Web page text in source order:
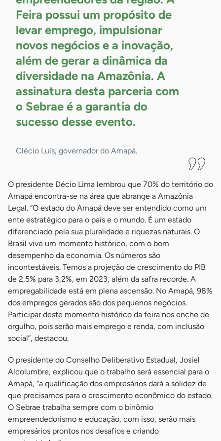
Feira possui um propósito de
levar emprego, impulsionar
novos negócios e a inovação,
além de gerar a dinâmica da
diversidade na Amazônia. A
assinatura desta parceria com
o Sebrae é a garantia do
sucesso desse evento.
Clécio Luís, governador do Amapá.
O presidente Décio Lima lembrou que 70% do território do
Amapá encontra-se na área que abrange a Amazônia
Legal. “O estado do Amapá deve ser entendido como um
ente estratégico para o país e o mundo. É um estado
diferenciado pela sua pluralidade e riquezas naturais. O
Brasil vive um momento histórico, com o bom
desempenho da economia. Os números são
incontestáveis. Temos a projeção de crescimento do PIB
de 2,5% para 3,2%, em 2023, além da safra recorde. A
empregabilidade está em plena ascensão. No Amapá, 98%
dos empregos gerados são dos pequenos negócios.
Participar deste momento histórico da feira nos enche de
orgulho, pois serão mais emprego e renda, com inclusão
social”, destacou.
O presidente do Conselho Deliberativo Estadual, Josiel
Alcolumbre, explicou que o trabalho será essencial para o
Amapá, “a qualificação dos empresários dará a solidez de
que precisamos para o crescimento econômico do estado.
O Sebrae trabalha sempre com o binômio
empreendedorismo e educação, com isso, serão mais
empresários prontos nos desafios e criando